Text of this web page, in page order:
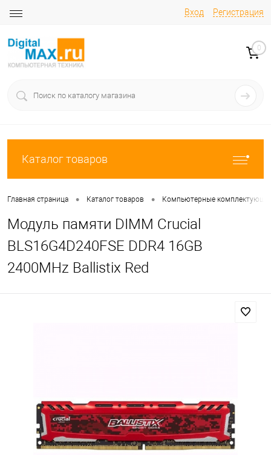
Вход Регистрация
0
Каталог товаров
Главная страница • Каталог товаров • Компьютерные
Модуль памяти DIMM Crucial
BLS16G4D240FSE DDR4 16GB
2400MHz Ballistix Red